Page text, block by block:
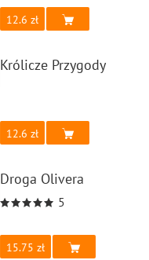
12.6
Królicze Przygody
12.6
Droga Olivera
5
15.75